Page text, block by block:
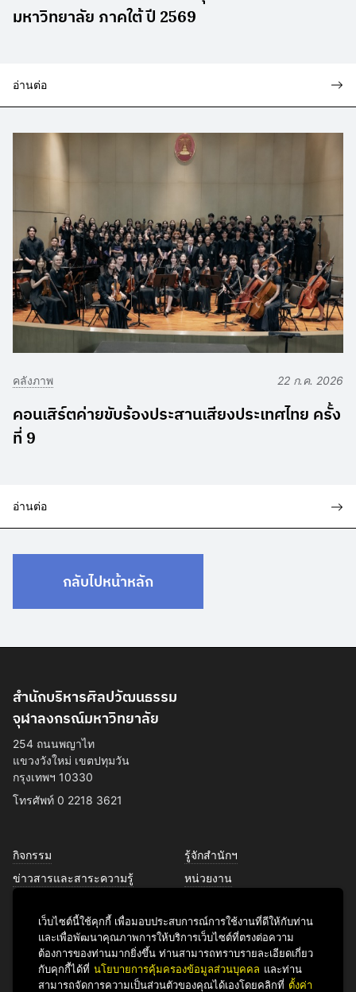
มหาวิทยาลัย ภาคใต้ ปี 2569
อ่านต่อ
คลังภาพ 22 ก.ค. 2026
คอนเสิร์ตค่ายขับร้องประสานเสียงประเทศไทย ครั้ง
ที่ 9
อ่านต่อ
กลับไปหน้าหลัก
สำนักบริหารศิลปวัฒนธรรม
จุฬาลงกรณ์มหาวิทยาลัย
254 ถนนพญาไท
แขวงวังใหม่ เขตปทุมวัน
กรุงเทพฯ 10330
โทรศัพท์ 0 2218 3621
กิจกรรม
ข่าวสารและสาระความรู้
ศิลปวัฒนธรรม
รู้จักสำนักฯ
หน่วยงาน
บริการของเรา
ติดต่อเรา
เว็บไซต์นี้ใช้คุกกี้ เพื่อมอบประสบการณ์การใช้งานที่ดีให้กับท่าน
และเพื่อพัฒนาคุณภาพการให้บริการเว็บไซต์ที่ตรงต่อความ
ต้องการของท่านมากยิ่งขึ้น ท่านสามารถทราบรายละเอียดเกี่ยว
กับคุกกี้ได้ที่ นโยบายการคุ้มครองข้อมูลส่วนบุคคล และท่าน
สามารถจัดการความเป็นส่วนตัวของคุณได้เองโดยคลิกที่ ตั้งค่า